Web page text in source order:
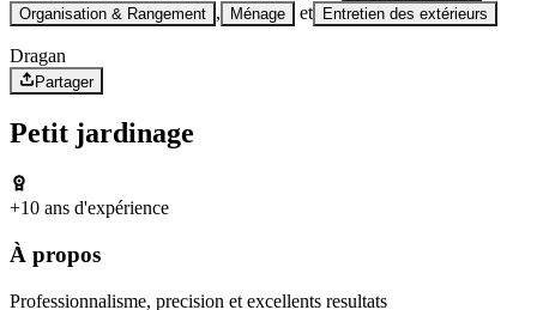
Organisation & Rangement , Ménage et Entretien des extérieurs
Dragan
Partager
Petit jardinage
+10 ans d'expérience
À propos
Professionnalisme, precision et excellents resultats